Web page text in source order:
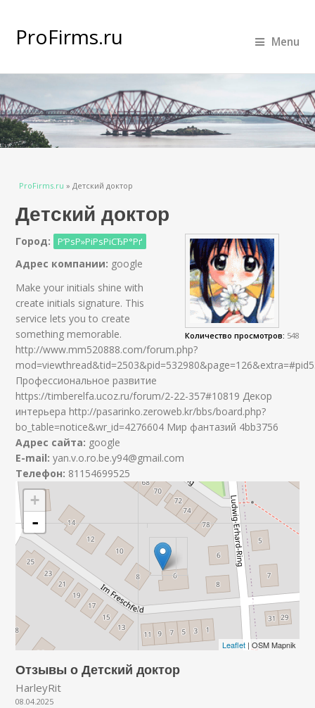
ProFirms.ru Menu
Вы здесь
ProFirms.ru » Детский доктор
Детский доктор
Количество просмотров: 548
Город: Р’РѕР»РіРѕРіСЂР°Рґ
Адрес компании: google
Make your initials shine with
create initials signature. This
service lets you to create
something memorable.
http://www.mm520888.com/forum.php?
Профессиональное развитие
https://timberelfa.ucoz.ru/forum/2-22-357#10819 Декор
интерьера http://pasarinko.zeroweb.kr/bbs/board.php?
bo_table=notice&wr_id=4276604 Мир фантазий 4bb3756
Адрес сайта: google
E-mail:yan.v.o.ro.be.y94@gmail.com
Телефон: 81154699525
+
-
Leaflet| OSM Mapnik
Отзывы о Детский доктор
HarleyRit
08.04.2025